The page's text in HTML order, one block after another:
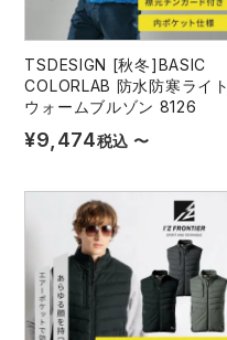
TSDESIGN [秋冬]BASIC
COLORLAB 防水防寒ライト
ウォームブルゾン 8126
¥9,474税込 〜